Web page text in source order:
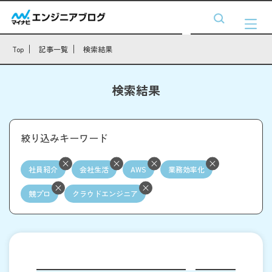
Top 記事一覧 検索結果
検索結果
絞り込みキーワード
社員紹介 会社生活 AWS 業務効率化
競プロ クラウドエンジニア